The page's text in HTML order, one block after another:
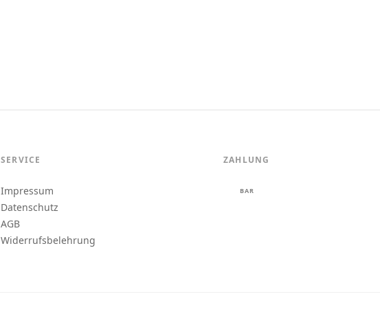
SERVICE
Impressum
Datenschutz
AGB
Widerrufsbelehrung
ZAHLUNG
BAR